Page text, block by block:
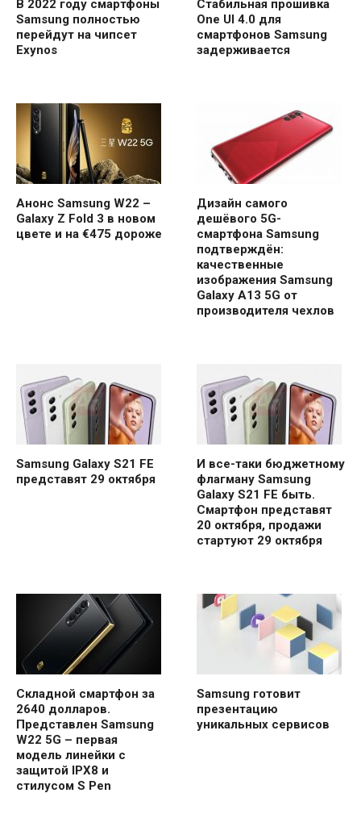
В 2022 году смартфоны
Samsung полностью
перейдут на чипсет
Exynos
Стабильная прошивка
One UI 4.0 для
смартфонов Samsung
задерживается
Анонс Samsung W22 –
Galaxy Z Fold 3 в новом
цвете и на €475 дороже
Дизайн самого
дешёвого 5G-
смартфона Samsung
подтверждён:
качественные
изображения Samsung
Galaxy A13 5G от
производителя чехлов
Samsung Galaxy S21 FE
представят 29 октября
И все-таки бюджетному
флагману Samsung
Galaxy S21 FE быть.
Смартфон представят
20 октября, продажи
стартуют 29 октября
Складной смартфон за
2640 долларов.
Представлен Samsung
W22 5G – первая
модель линейки с
защитой IPX8 и
стилусом S Pen
Samsung готовит
презентацию
уникальных сервисов